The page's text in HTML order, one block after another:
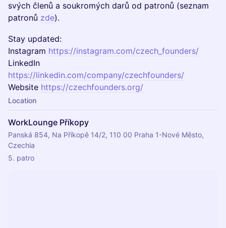
svých členů a soukromých darů od patronů (seznam
patronů zde).
Stay updated:
Instagram https://instagram.com/czech_founders/
LinkedIn
https://linkedin.com/company/czechfounders/
Website https://czechfounders.org/
Location
WorkLounge Příkopy
Panská 854, Na Příkopě 14/2, 110 00 Praha 1-Nové Město,
Czechia
5. patro